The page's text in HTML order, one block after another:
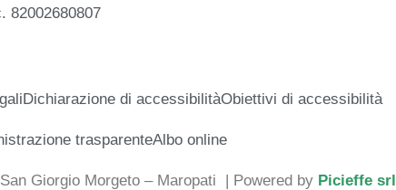
82002680807
Dichiarazione di accessibilitàObiettivi di accessibilità
trasparenteAlbo online
Giorgio Morgeto – Maropati | Powered by Picieffe srl